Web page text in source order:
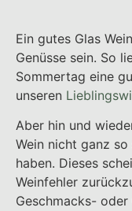
Ein gutes Glas
Genüsse sein. So
Sommertag eine
unseren
Aber hin und
Wein nicht ganz
haben. Dieses
Weinfehler
Geschmacks-